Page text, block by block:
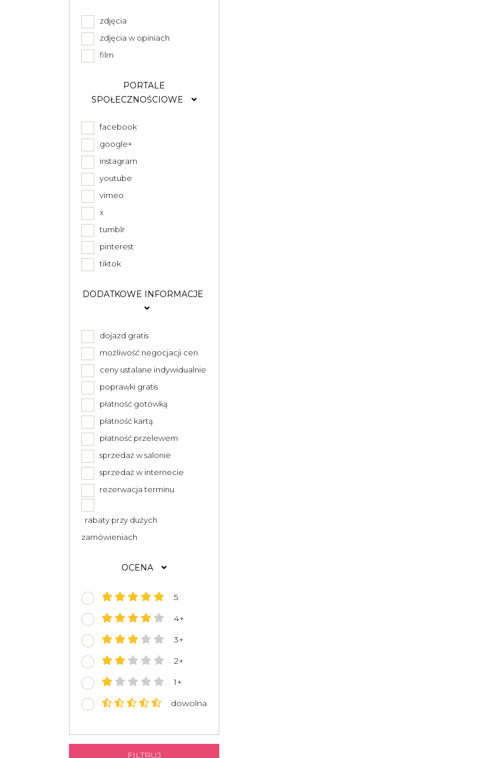
zdjęcia
zdjęcia w opiniach
film
PORTALE
SPOŁECZNOŚCIOWE
facebook
google+
instagram
youtube
vimeo
x
tumblr
pinterest
tiktok
DODATKOWE INFORMACJE
dojazd gratis
możliwość negocjacji cen
ceny ustalane indywidualnie
poprawki gratis
płatność gotówką
płatność kartą
płatność przelewem
sprzedaż w salonie
sprzedaż w internecie
rezerwacja terminu
rabaty przy dużych
zamówieniach
OCENA
5
4+
3+
2+
1+
dowolna
FILTRUJ